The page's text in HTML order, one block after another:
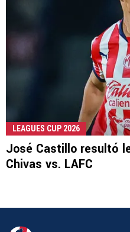
LEAGUES CUP 2026
José Castillo resultó
Chivas vs. LAFC